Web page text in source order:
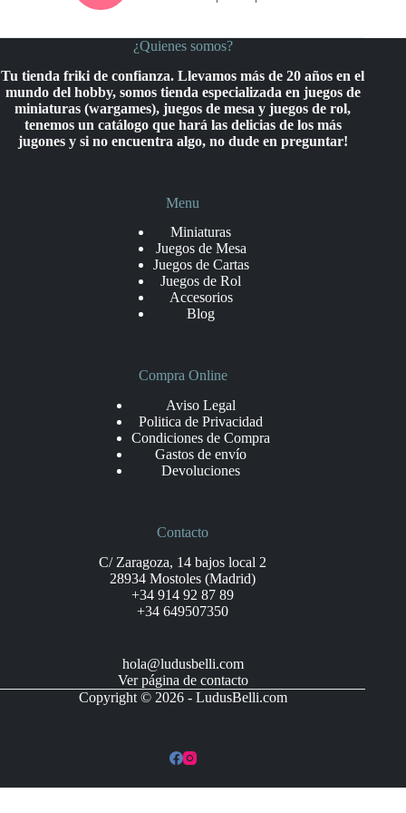
¿Quienes somos?
Tu tienda friki de confianza. Llevamos más de 20 años en el
mundo del hobby, somos tienda especializada en juegos de
miniaturas (wargames), juegos de mesa y juegos de rol,
tenemos un catálogo que hará las delicias de los más
jugones y si no encuentra algo, no dude en preguntar!
Menu
Miniaturas
Juegos de Mesa
Juegos de Cartas
Juegos de Rol
Accesorios
Blog
Compra Online
Aviso Legal
Politica de Privacidad
Condiciones de Compra
Gastos de envío
Devoluciones
Contacto
C/ Zaragoza, 14 bajos local 2
28934 Mostoles (Madrid)
+34 914 92 87 89
+34 649507350
hola@ludusbelli.com
Ver página de contacto
Copyright © 2026 - LudusBelli.com